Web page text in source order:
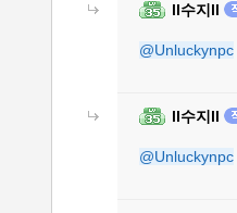
ll수지ll
@Unluckynpc
ll수지ll
@Unluckynpc